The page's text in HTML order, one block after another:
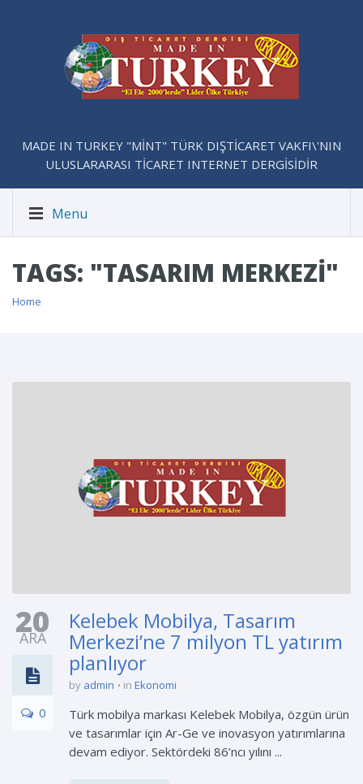
MADE IN TURKEY "MİNT" TÜRK DIŞTİCARET VAKFI\'NIN
ULUSLARARASI TİCARET INTERNET DERGİSİDİR
Menu
TAGS: "TASARIM MERKEZI"
Home
20
ARA
0
Kelebek Mobilya, Tasarım
Merkezi’ne 7 milyon TL yatırım
planlıyor
by admin in Ekonomi
Türk mobilya markası Kelebek Mobilya, özgün ürün
ve tasarımlar için Ar-Ge ve inovasyon yatırımlarına
devam ediyor. Sektördeki 86’ncı yılını ...